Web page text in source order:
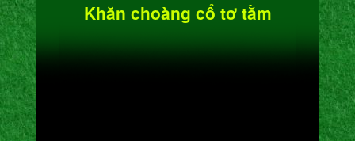
Khăn choàng cổ tơ tằm